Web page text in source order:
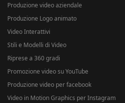
Produzione video aziendale
Produzione Logo animato
Video Interattivi
Stili e Modelli di Video
Riprese a 360 gradi
Promozione video su YouTube
Produzione video per facebook
Video in Motion Graphics per Instagram